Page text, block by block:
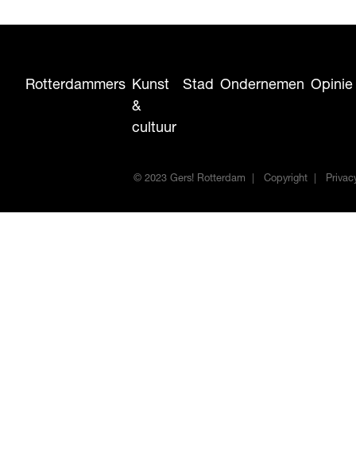
Rotterdammers Kunst
&
cultuur
Stad Ondernemen Opinie
© 2023 Gers! Rotterdam Copyright